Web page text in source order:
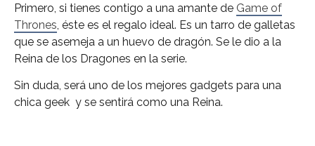
Primero, si tienes contigo a una amante de Game of
Thrones, éste es el regalo ideal. Es un tarro de galletas
que se asemeja a un huevo de dragón. Se le dio a la
Reina de los Dragones en la serie.
Sin duda, será uno de los mejores gadgets para una
chica geek y se sentirá como una Reina.